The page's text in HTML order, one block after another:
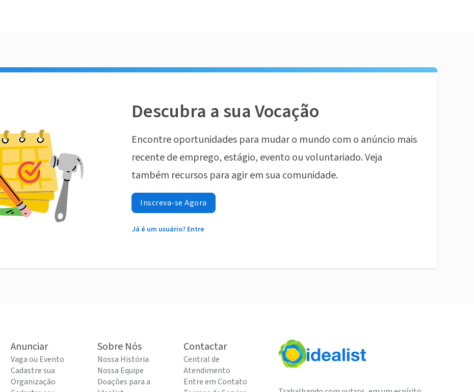
Descubra a sua Vocação
Encontre oportunidades para mudar o mundo com o anúncio mais
recente de emprego, estágio, evento ou voluntariado. Veja
também recursos para agir em sua comunidade.
Inscreva-se Agora
Já é um usuário? Entre
Anunciar
Vaga ou Evento
Cadastre sua
Organização
Sobre Nós
Nossa História
Nossa Equipe
Doações para a
Contactar
Central de
Atendimento
Entre em Contato